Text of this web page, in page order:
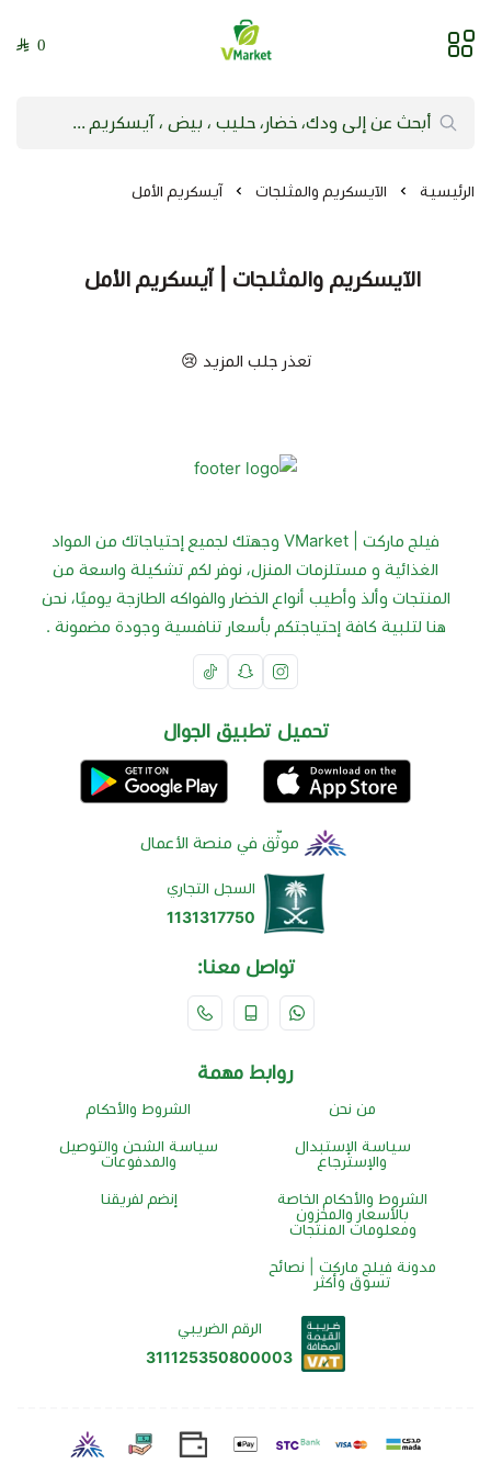
فيلج ماركت | VMarket
0
الرئيسية الآيسكريم والمثلجات آيسكريم الأمل
الآيسكريم والمثلجات | آيسكريم الأمل
تعذر جلب المزيد 😢
فيلج ماركت | VMarket وجهتك لجميع إحتياجاتك من المواد
الغذائية و مستلزمات المنزل، نوفر لكم تشكيلة واسعة من
المنتجات وألذ وأطيب أنواع الخضار والفواكه الطازجة يوميًا، نحن
هنا لتلبية كافة إحتياجتكم بأسعار تنافسية وجودة مضمونة .
تحميل تطبيق الجوال
موثّق في منصة الأعمال
السجل التجاري
1131317750
تواصل معنا:
روابط مهمة
من نحن الشروط والأحكام
سياسة الإستبدال
والإسترجاع
سياسة الشحن والتوصيل
والمدفوعات
الشروط والأحكام الخاصة
بالأسعار والمخزون
ومعلومات المنتجات
إنضم لفريقنا
مدونة فيلج ماركت | نصائح
تسوق وأكثر
الرقم الضريبي
311125350800003